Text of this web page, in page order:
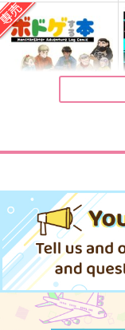
指輪のはなし
Rabi
755円（税込）
カイン×オーエン
サンプル
おきこぼ
専売 787円 （税込）
ダンジョン飯
オールキャラ
カブルー
サンプル
カート